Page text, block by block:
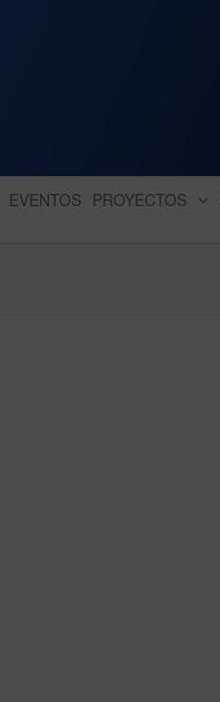
EVENTOS PROYECTOS